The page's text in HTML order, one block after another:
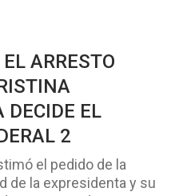
ARRESTO
DECIDE EL
2
el pedido de la
de la expresidenta y su